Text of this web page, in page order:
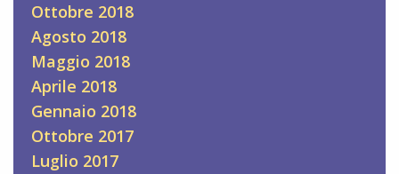
Ottobre 2018
Agosto 2018
Maggio 2018
Aprile 2018
Gennaio 2018
Ottobre 2017
Luglio 2017